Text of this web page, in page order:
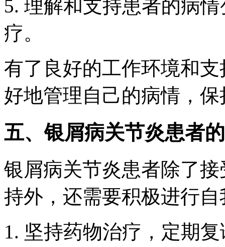
5. 理解和支持患者的病
疗。
有了良好的工作环境和
好地管理自己的病情，
五、银屑病关节炎患者
银屑病关节炎患者除了
持外，还需要积极进行
1. 坚持药物治疗，定期